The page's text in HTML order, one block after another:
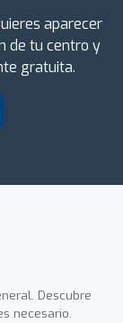
aparecer
de tu centro y
gratuita.
Descubre
necesario.